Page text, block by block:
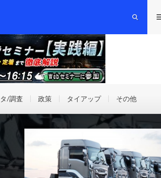
/調査 政策 タイアップ その他